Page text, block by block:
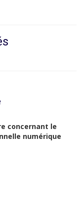
concernant le
numérique